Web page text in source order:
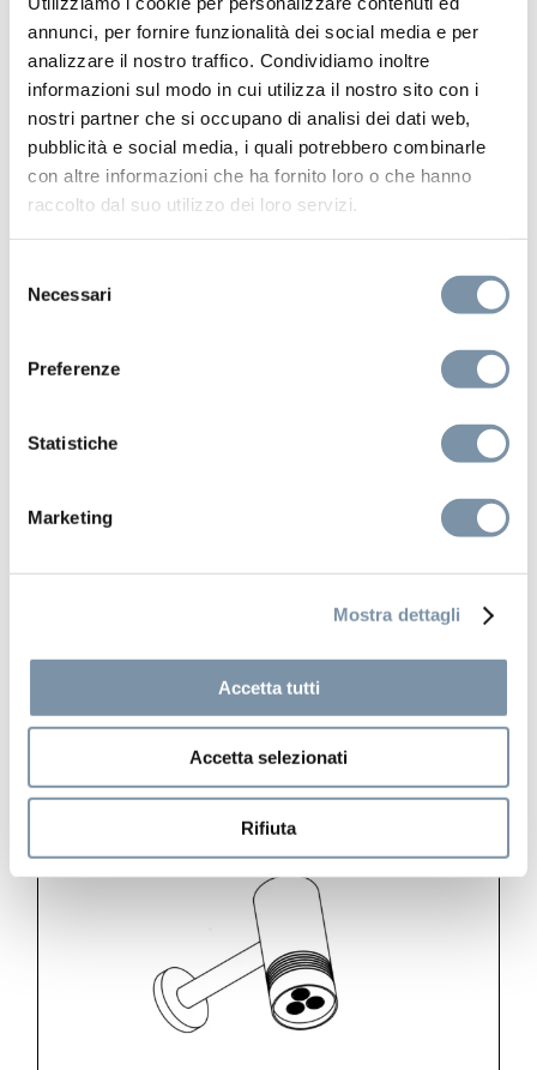
annunci, per fornire funzionalità dei social media e per
analizzare il nostro traffico. Condividiamo inoltre
informazioni sul modo in cui utilizza il nostro sito con i
nostri partner che si occupano di analisi dei dati web,
pubblicità e social media, i quali potrebbero combinarle
con altre informazioni che ha fornito loro o che hanno
raccolto dal suo utilizzo dei loro servizi.
delNecessari
Preferenze
Statistiche
Marketing
Mostra dettagli
Accetta tutti
Accetta selezionati
Rifiuta
Kino
SF143 A